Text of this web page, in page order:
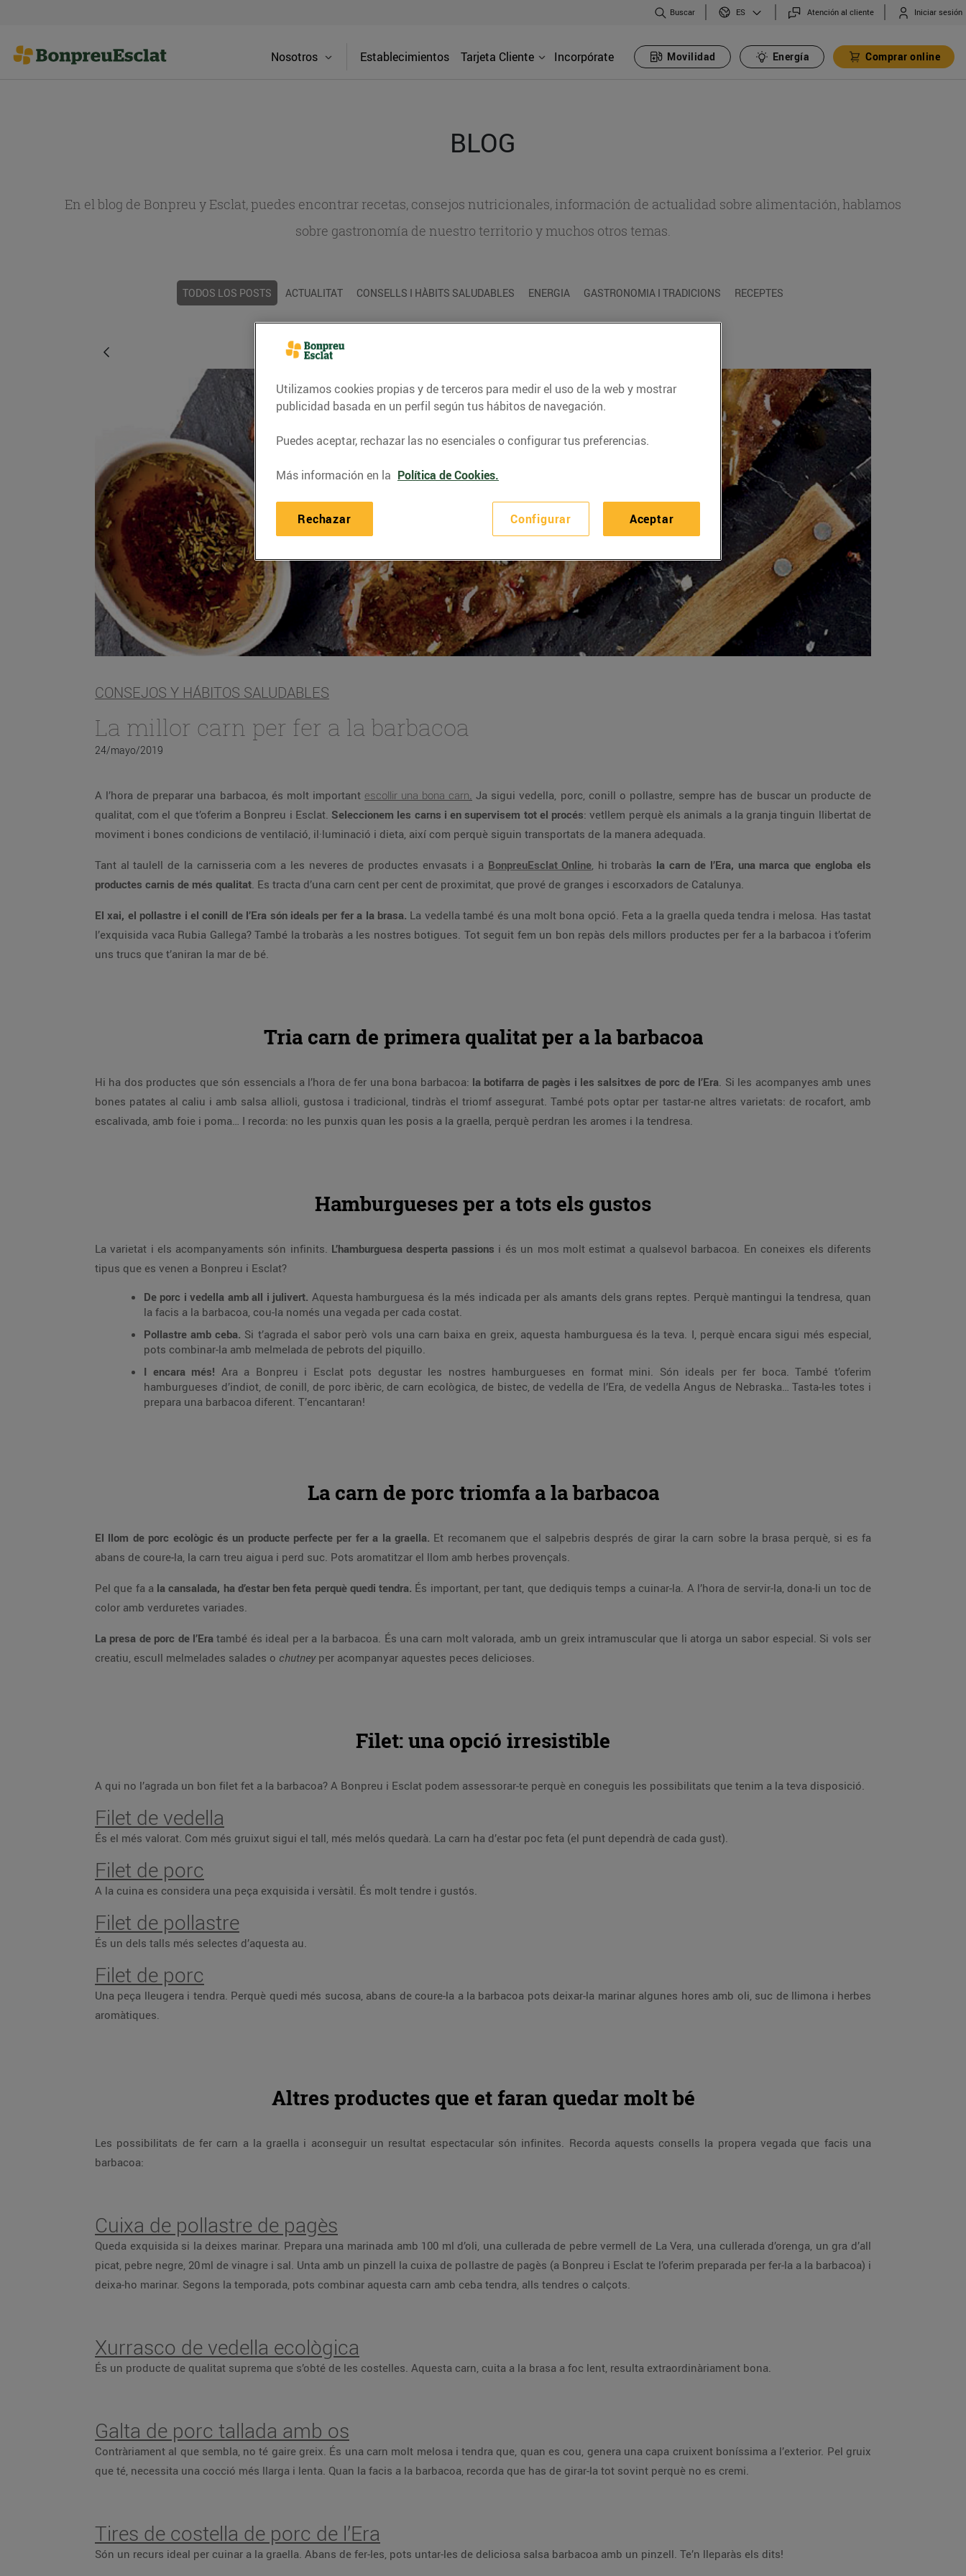
Buscar ES Atención al cliente Iniciar sesión
Nosotros Establecimientos Tarjeta Cliente Incorpórate Movilidad Energía Comprar online
BLOG
En el blog de Bonpreu y Esclat, puedes encontrar recetas, consejos nutricionales, información de actualidad sobre alimentación, hablamos
sobre gastronomía de nuestro territorio y muchos otros temas.
TODOS LOS POSTS ACTUALITAT CONSELLS I HÀBITS SALUDABLES ENERGIA GASTRONOMIA I TRADICIONS RECEPTES
CONSEJOS Y HÁBITOS SALUDABLES
La millor carn per fer a la barbacoa
24/mayo/2019
A l’hora de preparar una barbacoa, és molt important escollir una bona carn. Ja sigui vedella, porc, conill o pollastre, sempre has de buscar un producte de
qualitat, com el que t’oferim a Bonpreu i Esclat. Seleccionem les carns i en supervisem tot el procés: vetllem perquè els animals a la granja tinguin llibertat de
moviment i bones condicions de ventilació, il·luminació i dieta, així com perquè siguin transportats de la manera adequada.
Tant al taulell de la carnisseria com a les neveres de productes envasats i a BonpreuEsclat Online, hi trobaràs la carn de l’Era, una marca que engloba els
productes carnis de més qualitat. Es tracta d’una carn cent per cent de proximitat, que prové de granges i escorxadors de Catalunya.
El xai, el pollastre i el conill de l’Era són ideals per fer a la brasa. La vedella també és una molt bona opció. Feta a la graella queda tendra i melosa. Has tastat
l’exquisida vaca Rubia Gallega? També la trobaràs a les nostres botigues. Tot seguit fem un bon repàs dels millors productes per fer a la barbacoa i t’oferim
uns trucs que t’aniran la mar de bé.
Tria carn de primera qualitat per a la barbacoa
Hi ha dos productes que són essencials a l’hora de fer una bona barbacoa: la botifarra de pagès i les salsitxes de porc de l’Era. Si les acompanyes amb unes
bones patates al caliu i amb salsa allioli, gustosa i tradicional, tindràs el triomf assegurat. També pots optar per tastar-ne altres varietats: de rocafort, amb
escalivada, amb foie i poma… I recorda: no les punxis quan les posis a la graella, perquè perdran les aromes i la tendresa.
Hamburgueses per a tots els gustos
La varietat i els acompanyaments són infinits. L’hamburguesa desperta passions i és un mos molt estimat a qualsevol barbacoa. En coneixes els diferents
tipus que es venen a Bonpreu i Esclat?
De porc i vedella amb all i julivert. Aquesta hamburguesa és la més indicada per als amants dels grans reptes. Perquè mantingui la tendresa, quan
la facis a la barbacoa, cou-la només una vegada per cada costat.
Pollastre amb ceba. Si t’agrada el sabor però vols una carn baixa en greix, aquesta hamburguesa és la teva. I, perquè encara sigui més especial,
pots combinar-la amb melmelada de pebrots del piquillo.
I encara més! Ara a Bonpreu i Esclat pots degustar les nostres hamburgueses en format mini. Són ideals per fer boca. També t’oferim
hamburgueses d’indiot, de conill, de porc ibèric, de carn ecològica, de bistec, de vedella de l’Era, de vedella Angus de Nebraska… Tasta-les totes i
prepara una barbacoa diferent. T’encantaran!
La carn de porc triomfa a la barbacoa
El llom de porc ecològic és un producte perfecte per fer a la graella. Et recomanem que el salpebris després de girar la carn sobre la brasa perquè, si es fa
abans de coure-la, la carn treu aigua i perd suc. Pots aromatitzar el llom amb herbes provençals.
Pel que fa a la cansalada, ha d’estar ben feta perquè quedi tendra. És important, per tant, que dediquis temps a cuinar-la. A l’hora de servir-la, dona-li un toc de
color amb verduretes variades.
La presa de porc de l’Era també és ideal per a la barbacoa. És una carn molt valorada, amb un greix intramuscular que li atorga un sabor especial. Si vols ser
creatiu, escull melmelades salades o chutneyper acompanyar aquestes peces delicioses.
Filet: una opció irresistible
A qui no l’agrada un bon filet fet a la barbacoa? A Bonpreu i Esclat podem assessorar-te perquè en coneguis les possibilitats que tenim a la teva disposició.
Filet de vedella
És el més valorat. Com més gruixut sigui el tall, més melós quedarà. La carn ha d’estar poc feta (el punt dependrà de cada gust).
Filet de porc
A la cuina es considera una peça exquisida i versàtil. És molt tendre i gustós.
Filet de pollastre
És un dels talls més selectes d’aquesta au.
Filet de porc
Una peça lleugera i tendra. Perquè quedi més sucosa, abans de coure-la a la barbacoa pots deixar-la marinar algunes hores amb oli, suc de llimona i herbes
aromàtiques.
Altres productes que et faran quedar molt bé
Les possibilitats de fer carn a la graella i aconseguir un resultat espectacular són infinites. Recorda aquests consells la propera vegada que facis una
barbacoa:
Cuixa de pollastre de pagès
Queda exquisida si la deixes marinar. Prepara una marinada amb 100 ml d’oli, una cullerada de pebre vermell de La Vera, una cullerada d’orenga, un gra d’all
picat, pebre negre, 20 ml de vinagre i sal. Unta amb un pinzell la cuixa de pollastre de pagès (a Bonpreu i Esclat te l’oferim preparada per fer-la a la barbacoa) i
deixa-ho marinar. Segons la temporada, pots combinar aquesta carn amb ceba tendra, alls tendres o calçots.
Xurrasco de vedella ecològica
És un producte de qualitat suprema que s’obté de les costelles. Aquesta carn, cuita a la brasa a foc lent, resulta extraordinàriament bona.
Galta de porc tallada amb os
Contràriament al que sembla, no té gaire greix. És una carn molt melosa i tendra que, quan es cou, genera una capa cruixent boníssima a l’exterior. Pel gruix
que té, necessita una cocció més llarga i lenta. Quan la facis a la barbacoa, recorda que has de girar-la tot sovint perquè no es cremi.
Tires de costella de porc de l’Era
Són un recurs ideal per cuinar a la graella. Abans de fer-les, pots untar-les de deliciosa salsa barbacoa amb un pinzell. Te’n lleparàs els dits!
Utilizamos cookies propias y de terceros para medir el uso de la web y mostrar
publicidad basada en un perfil según tus hábitos de navegación.
Puedes aceptar, rechazar las no esenciales o configurar tus preferencias.
Más información en la Política de Cookies.
Configurar
Rechazar Aceptar